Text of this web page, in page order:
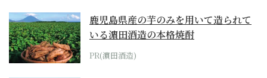
鹿児島県産の芋のみを用いて造られて
いる濵田酒造の本格焼酎
PR(濵田酒造)